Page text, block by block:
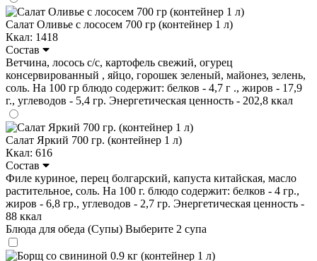
Салат Оливье с лососем 700 гр (контейнер 1 л)
Ккал: 1418
Состав
Ветчина, лосось с/с, картофель свежий, огурец
консервированный , яйцо, горошек зеленый, майонез, зелень,
соль. На 100 гр блюдо содержит: белков - 4,7 г ., жиров - 17,9
г., углеводов - 5,4 гр. Энергетическая ценность - 202,8 ккал
Салат Яркий 700 гр. (контейнер 1 л)
Ккал: 616
Состав
Филе куриное, перец болгарский, капуста китайская, масло
растительное, соль. На 100 г. блюдо содержит: белков - 4 гр.,
жиров - 6,8 гр., углеводов - 2,7 гр. Энергетическая ценность -
88 ккал
Блюда для обеда (Супы) Выберите 2 супа